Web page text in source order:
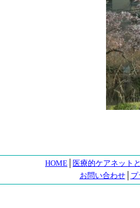
HOME
医療的ケアネット
お問い合わせ│ プ